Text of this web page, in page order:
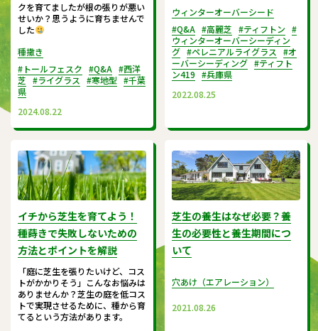
クを育てましたが根の張りが悪い
せいか？思うように育ちませんで
した
種撒き
#トールフェスク #Q&A #西洋
芝 #ライグラス #寒地型 #千葉
県
2024.08.22
ウィンターオーバーシード
#Q&A #高麗芝 #ティフトン
#
ウィンターオーバーシーディン
グ #ペレニアルライグラス
#オ
ーバーシーディング #ティフト
ン419
#兵庫県
2022.08.25
イチから芝生を育てよう！
種蒔きで失敗しないための
方法とポイントを解説
「庭に芝生を張りたいけど、コス
トがかかりそう」こんなお悩みは
ありませんか？芝生の庭を低コス
トで実現させるために、種から育
てるという方法があります。
芝生の養生はなぜ必要？養
生の必要性と養生期間につ
いて
穴あけ（エアレーション）
2021.08.26